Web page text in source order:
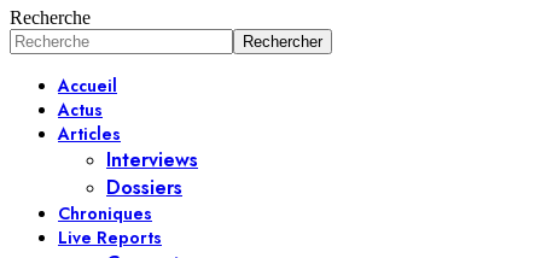
Recherche
Accueil
Actus
Articles
Interviews
Dossiers
Chroniques
Live Reports